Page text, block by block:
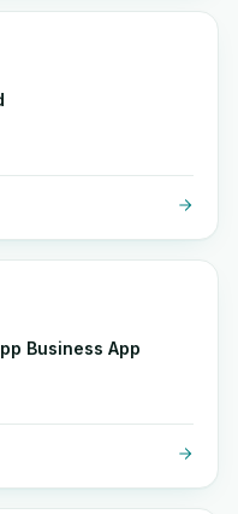
Business App